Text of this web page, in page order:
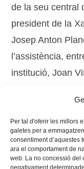
Per tal d'oferir les millors
galetes per a
consentiment d’aquestes
ara el comportament de
web. La no concessió del
negativament
de la seu central
president de la
Josep Anton
l’assistència,
institució, Joan
Francisco J.